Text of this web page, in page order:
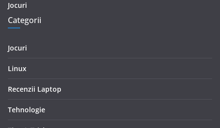
Jocuri
Categorii
Jocuri
Linux
Recenzii Laptop
Tehnologie